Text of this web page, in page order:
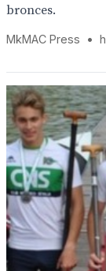
bronces.
MkMAC Press •